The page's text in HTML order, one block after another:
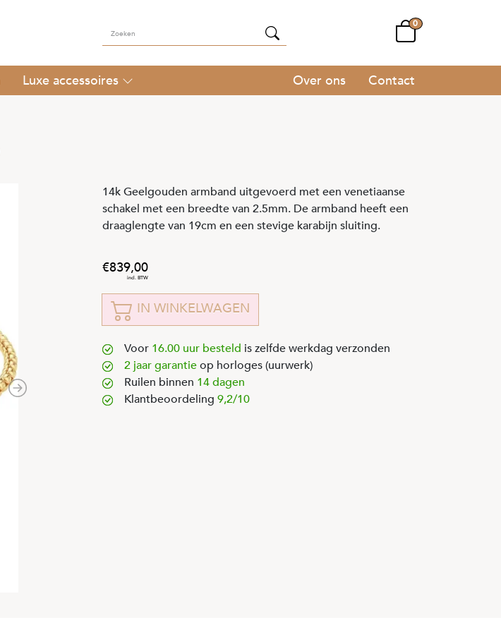
0
Luxe accessoires Over ons Contact
Next
14k Geelgouden armband uitgevoerd met een venetiaanse
schakel met een breedte van 2.5mm. De armband heeft een
draaglengte van 19cm en een stevige karabijn sluiting.
839,00
IN WINKELWAGEN
Voor 16.00 uur besteld is zelfde werkdag verzonden
2 jaar garantieop horloges (uurwerk)
Ruilen binnen 14 dagen
Klantbeoordeling 9,2/10